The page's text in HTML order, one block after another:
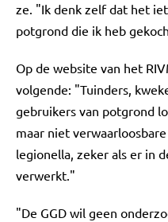
ze. "Ik denk zelf dat het
potgrond die ik heb
Op de website van het
volgende: "Tuinders,
gebruikers van potgrond
maar niet
legionella, zeker als er in
verwerkt."
"De GGD wil geen